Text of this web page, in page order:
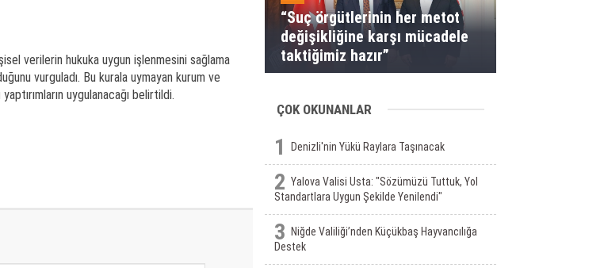
verilerin hukuka uygun işlenmesini sağlama
vurguladı. Bu kurala uymayan kurum ve
uygulanacağı belirtildi.
“Suç örgütlerinin her metot
değişikliğine karşı mücadele
taktiğimiz hazır”
ÇOK OKUNANLAR
1 Denizli'nin Yükü Raylara Taşınacak
2 Yalova Valisi Usta: "Sözümüzü Tuttuk, Yol
Standartlara Uygun Şekilde Yenilendi"
3
Niğde Valiliği’nden Küçükbaş Hayvancılığa
Destek